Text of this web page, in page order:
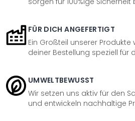
FÜR DICH ANGEFERTIGT
Ein Großteil unserer
deiner Bestellung speziell für
UMWELTBEWUSST
Wir setzen uns aktiv für den
und entwickeln nachhaltige